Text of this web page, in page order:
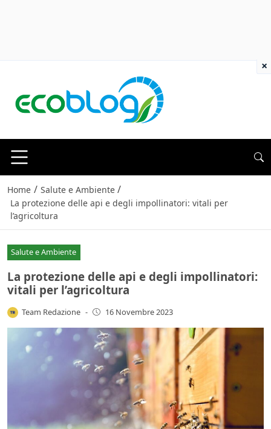
Home / Salute e Ambiente /
La protezione delle api e degli impollinatori: vitali per
l’agricoltura
Salute e Ambiente
La protezione delle api e degli impollinatori:
vitali per l’agricoltura
Team Redazione - 16 Novembre 2023
×